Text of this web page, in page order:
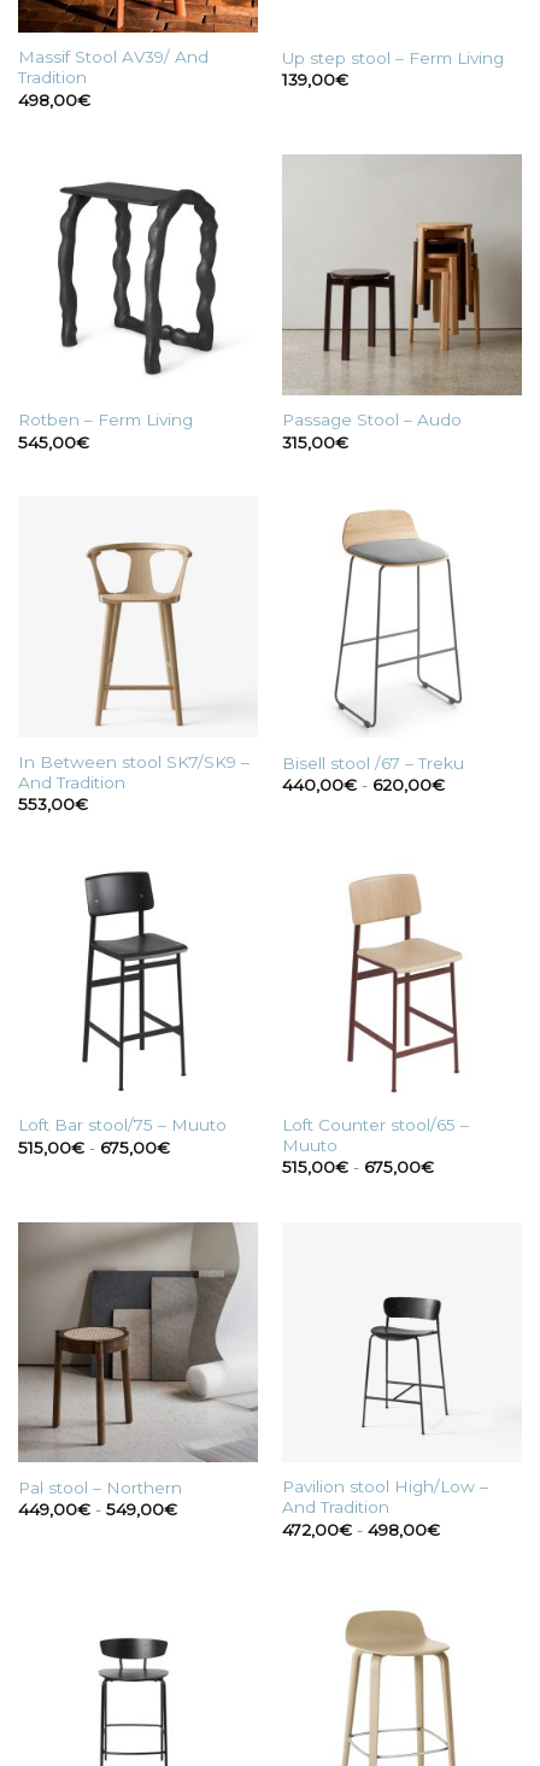
Massif Stool AV39/ And
Tradition
498,00€
Up step stool – Ferm Living
139,00€
Rotben – Ferm Living
545,00€
Passage Stool – Audo
315,00€
In Between stool SK7/SK9 –
And Tradition
553,00€
Bisell stool /67 – Treku
440,00€ - 620,00€Fascia
Loft Bar stool/75 – Muuto
515,00€ - 675,00€Fascia
a
675,00€
Loft Counter stool/65 –
Muuto
515,00€ - 675,00€Fascia
Pal stool – Northern
449,00€ - 549,00€Fascia
Pavilion stool High/Low –
And Tradition
472,00€ - 498,00€Fascia